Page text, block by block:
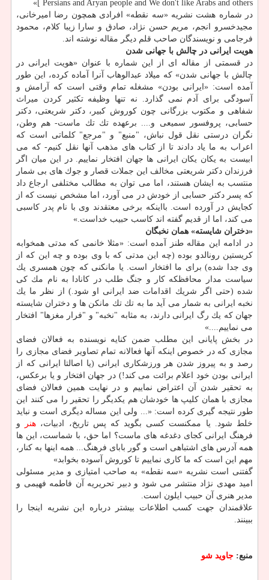
Persians and Aryan people and We don't like Arabs and others ]»
در شماره هشت نشریه «سه نقطه» افرادی همچون رضا امیرخانی،
مجیدخسرو انجم، مریم حسن نژاد، صادق و سارا زیبا كلام، محمود
فرجامی و نویسندگان صاحب قلم دیگر مقاله نوشته اند.
هویت ایرانی در چالش با جهانی شدن
در قسمتی از مقاله ای از این شماره با عنوان «هویت ایرانی در
چالش با جهانی شدن» كه میلاد عبدالوهاب آنرا آماده كرده، این طور
آمده است: «ایرانی بودن» مشغله تمام وقتی است كه آرامش و
آسودگی برای آدم نمی گذارد. نه تنها وظیفه تكثیر كردن میراث
شفاهی و مكتوب بزرگانی چون كوروش كبیر، دكتر شریعتی، دكتر
حسابی، پروفسور سمیعی و.... برعهده تك تك ماست- هم وطن،
نگران درستی نقل قول نباش، "منبع" و "مرجع" كلماتی است كه
اعراب به ما یاد دادند تا از كتاب های مذهب آنها نقل كنیم- كه می
ابیست به یكان یكان ایرانی ها جهان افتخار نماییم. در این میان اگر
فرزندان دكتر شریعتی مخالف این جملات قصار و جوك های بی شمار
منتسب به ایشان هستند، اما می توان به مطالب مختلفی ارجاع داد
كه پسر دكتر حسابی از خودش در می آورد، اما مشخص نیست كه از
كجایش در آورده است. بااینكه برخی معتقدند وی با نام پدر كاسبی
می كند، اما از قدیم گفته اند كاسب حبیب خداست.»
«دختران شایسته» همان نخبگان
در ادامه این مقاله طنز آمده است: «مثلا خانمی كه مدتی همخوابه
كریستین رونالدو بوده (چه این مدتی كه با وی بوده و چه این كه از
وی جدا شده) برای ما افتخار است. یا مانكنی كه چون همسری یك
سیاست مدار محافظكه كار و جنگ طلب در كانادا به نام مك كی
شده (حتی اگر شریك اقدامات ضد ایرانی او شود.) از نظر ما یك
نخبه ایرانی به شمار می آید ما به تك تك مانكن ها و دختران شایسته
جهان كه یك رگ ایرانی دارند، به مثابه "نخبه" و "فرار مغزها" افتخار
می نماییم....»
در بخش پایانی این مطلب ضمن كنایه نویسنده به فعالان فضای
مجازی كه در خصوص اینكه آنها فعالانه تمام تصاویر فضای مجازی را
رصد و به پیروز شدن هر ورزشكاری ایرانی (یا اصالتا ایرانی كه از
ایرانی بودن خود اعلام برائت می كند!) در جهان افتخار و یا برعكس،
به تحقیر شدن آن اعتراض نماییم و در نهایت همین فعالان فضای
مجازی با همان كلیپ ها خودشان هم یكدیگر را تحقیر را می كنند این
طور نتیجه گیری كرده است: «... ولی این مساله دیگری است و نباید
خلط شود. یا ممكنست كسی بگوید كه پس تاریخ، ادبیات، هنر
و
فرهنگ ایرانی كجای دغدغه های ماست؟ اما حق، با شماست، این ها
همه آدرس های اشتباهی است و گور بابای فرهنگ... همه اینها به كنار،
مهم این است كه ما كاری نماییم تا كوروش آسوده بخوابد»
گفتنی است نشریه «سه نقطه» به صاحب امتیازی و مدیر مسئولی
امید مهدی نژاد منتشر می شود و دبیر تحریریه آن فاطمه فهیمی و
مدیر هنری آن حبیب ایلون است.
علاقمندان جهت كسب اطلاعات بیشتر درباره این نشریه اینجا را
ببینند.
منبع: جاوید شو